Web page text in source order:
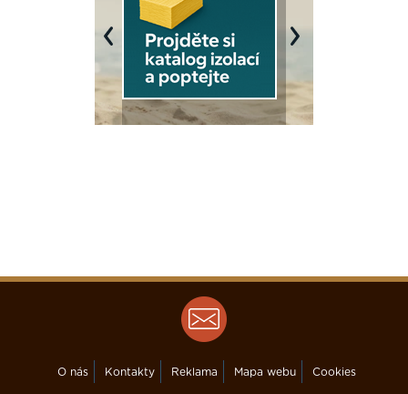
Previous Next
O nás Kontakty Reklama Mapa webu Cookies